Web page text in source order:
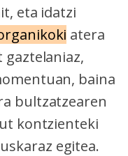
eta idatzi
atera
baina
bultzatzearen
kontzienteki
egitea.